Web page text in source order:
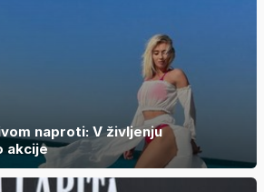
naproti: V življenju
akcije